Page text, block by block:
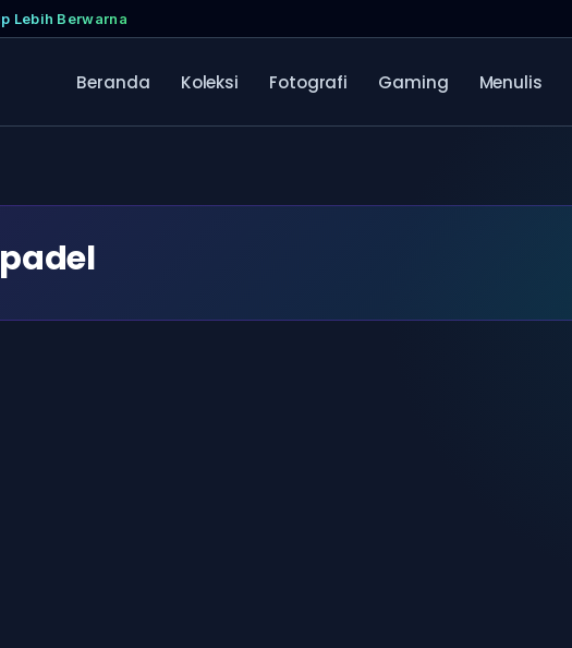
Lebih Berwarna
Beranda Koleksi Fotografi Gaming Menulis